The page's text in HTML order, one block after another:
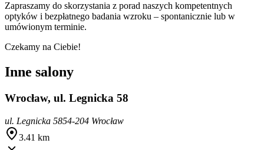
Zapraszamy do skorzystania z porad naszych kompetentnych
optyków i bezpłatnego badania wzroku – spontanicznie lub w
umówionym terminie.
Czekamy na Ciebie!
Inne salony
Wrocław, ul. Legnicka 58
ul. Legnicka 5854-204 Wrocław
3.41 km